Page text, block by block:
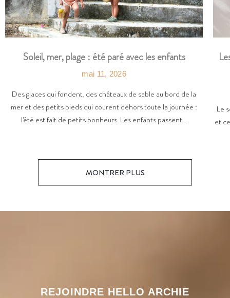
Soleil, mer, plage : été paré avec les enfants
mai 11, 2026
Des glaces qui fondent, des châteaux de sable au bord de la
mer et des petits pieds qui courent dehors toute la journée :
l'été est fait de petits bonheurs. Les enfants passent...
Le
et
MONTRER PLUS
REJOINDRE HELLO ARCHIE